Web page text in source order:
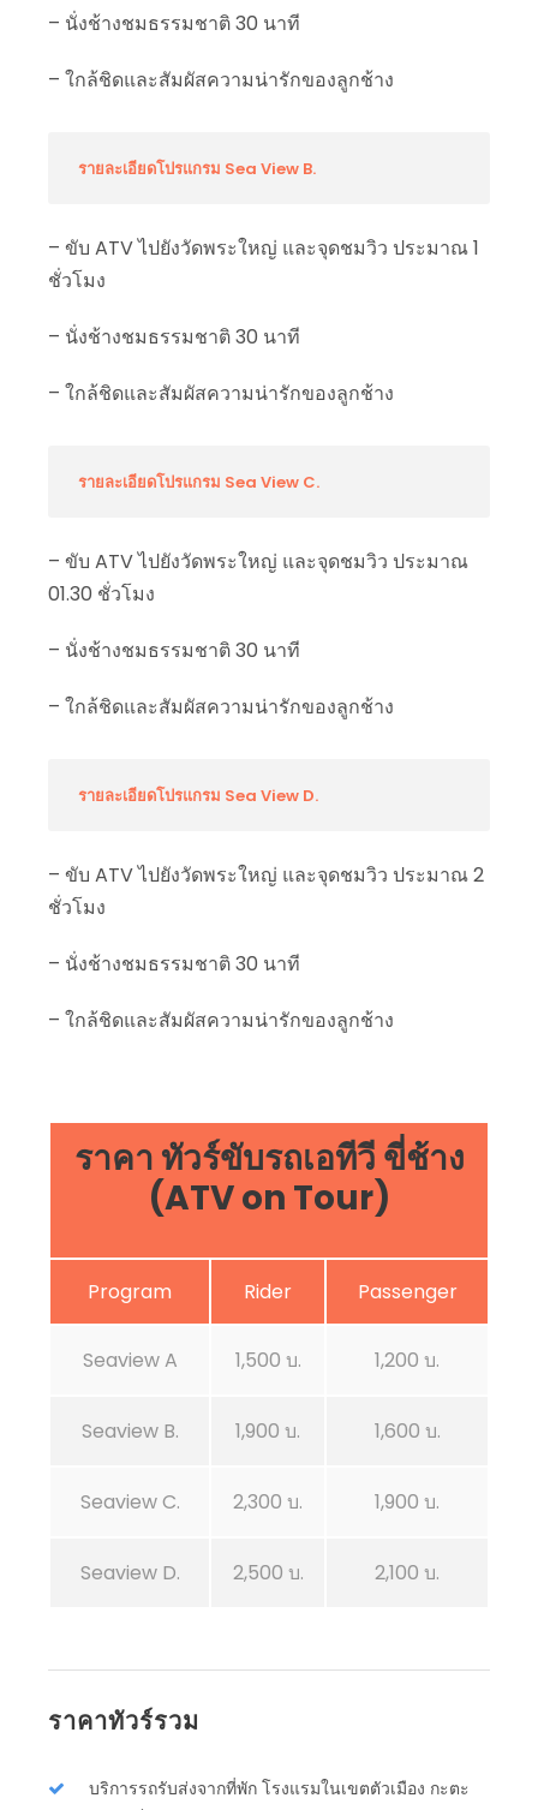
– นั่งช้างชมธรรมชาติ 30 นาที
– ใกล้ชิดและสัมผัสความน่ารักของลูกช้าง
รายละเอียดโปรแกรม Sea View B.
– ขับ ATV ไปยังวัดพระใหญ่ และจุดชมวิว ประมาณ 1
ชั่วโมง
– นั่งช้างชมธรรมชาติ 30 นาที
– ใกล้ชิดและสัมผัสความน่ารักของลูกช้าง
รายละเอียดโปรแกรม Sea View C.
– ขับ ATV ไปยังวัดพระใหญ่ และจุดชมวิว ประมาณ
01.30 ชั่วโมง
– นั่งช้างชมธรรมชาติ 30 นาที
– ใกล้ชิดและสัมผัสความน่ารักของลูกช้าง
รายละเอียดโปรแกรม Sea View D.
– ขับ ATV ไปยังวัดพระใหญ่ และจุดชมวิว ประมาณ 2
ชั่วโมง
– นั่งช้างชมธรรมชาติ 30 นาที
– ใกล้ชิดและสัมผัสความน่ารักของลูกช้าง
ราคา ทัวร์ขับรถเอทีวี ขี่ช้าง
(ATV on Tour)
Program Rider Passenger
Seaview A 1,500 บ. 1,200 บ.
Seaview B. 1,900 บ. 1,600 บ.
Seaview C. 2,300 บ. 1,900 บ.
Seaview D. 2,500 บ. 2,100 บ.
ราคาทัวร์รวม
บริการรถรับส่งจากที่พัก โรงแรมในเขตตัวเมือง กะตะ